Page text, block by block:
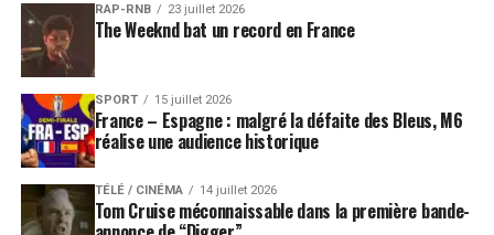
RAP-RNB 23 juillet 2026
The Weeknd bat un record en France
SPORT 15 juillet 2026
France – Espagne : malgré la défaite des Bleus, M6
réalise une audience historique
TÉLÉ / CINÉMA 14 juillet 2026
Tom Cruise méconnaissable dans la première bande-